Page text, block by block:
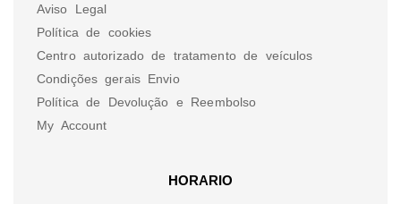
Aviso Legal
Política de cookies
Centro autorizado de tratamento de veículos
Condições gerais Envio
Política de Devolução e Reembolso
My Account
HORARIO